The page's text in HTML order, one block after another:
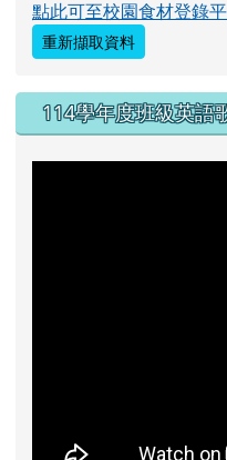
點此可至校園食材登錄
重新擷取資料
114學年度班級英語